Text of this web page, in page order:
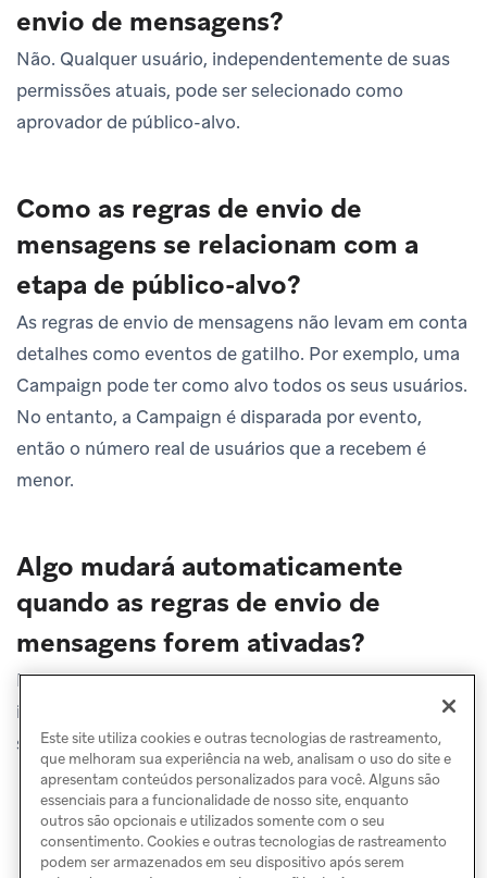
envio de mensagens?
Não. Qualquer usuário, independentemente de suas
permissões atuais, pode ser selecionado como
aprovador de público-alvo.
Como as regras de envio de
mensagens se relacionam com a
etapa de público-alvo?
As regras de envio de mensagens não levam em conta
detalhes como eventos de gatilho. Por exemplo, uma
Campaign pode ter como alvo todos os seus usuários.
No entanto, a Campaign é disparada por evento,
então o número real de usuários que a recebem é
menor.
Algo mudará automaticamente
quando as regras de envio de
mensagens forem ativadas?
Não. Depois que esse recurso for ativado, você deve
inserir manualmente o número máximo de usuários e
selecionar aprovadores para usar o recurso.
Este site utiliza cookies e outras tecnologias de rastreamento,
que melhoram sua experiência na web, analisam o uso do site e
apresentam conteúdos personalizados para você. Alguns são
essenciais para a funcionalidade de nosso site, enquanto
outros são opcionais e utilizados somente com o seu
consentimento. Cookies e outras tecnologias de rastreamento
podem ser armazenados em seu dispositivo após serem